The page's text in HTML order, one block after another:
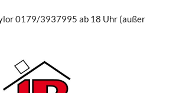
0179/3937995 ab 18 Uhr (außer